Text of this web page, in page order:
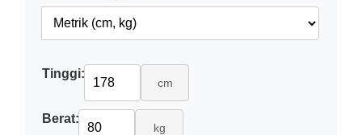
Tinggi:
cm
Berat:
kg